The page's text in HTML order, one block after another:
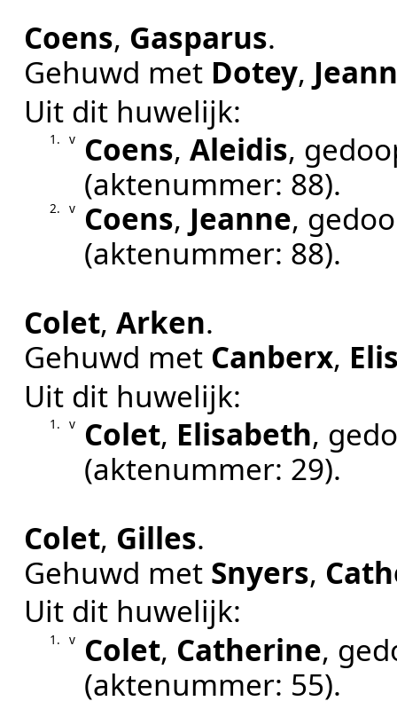
Coens, Gasparus.
Gehuwd met Dotey,
Uit dit huwelijk:
1. v Coens,Aleidis,
(aktenummer: 88).
2. v Coens, Jeanne,
(aktenummer: 88).
Colet,Arken.
Gehuwd met Canberx,
Uit dit huwelijk:
1. v Colet, Elisabeth,
(aktenummer: 29).
Colet, Gilles.
Gehuwd met Snyers,
Uit dit huwelijk:
1. v Colet, Catherine,
(aktenummer: 55).